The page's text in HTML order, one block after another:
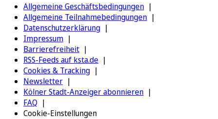
Allgemeine Geschäftsbedingungen
Allgemeine Teilnahmebedingungen
Datenschutzerklärung
Impressum
Barrierefreiheit
RSS-Feeds auf ksta.de
Cookies & Tracking
Newsletter
Kölner Stadt-Anzeiger abonnieren
FAQ
Cookie-Einstellungen